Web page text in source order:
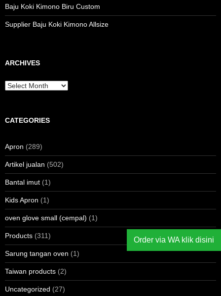
Baju Koki Kimono Biru Custom
Supplier Baju Koki Kimono Allsize
ARCHIVES
Archives
CATEGORIES
Apron (289)
Artikel jualan (502)
Bantal imut (1)
Kids Apron (1)
oven glove small (cempal) (1)
Products (311)
Sarung tangan oven (1)
Taiwan products (2)
Uncategorized (27)
Order via WA klik disini